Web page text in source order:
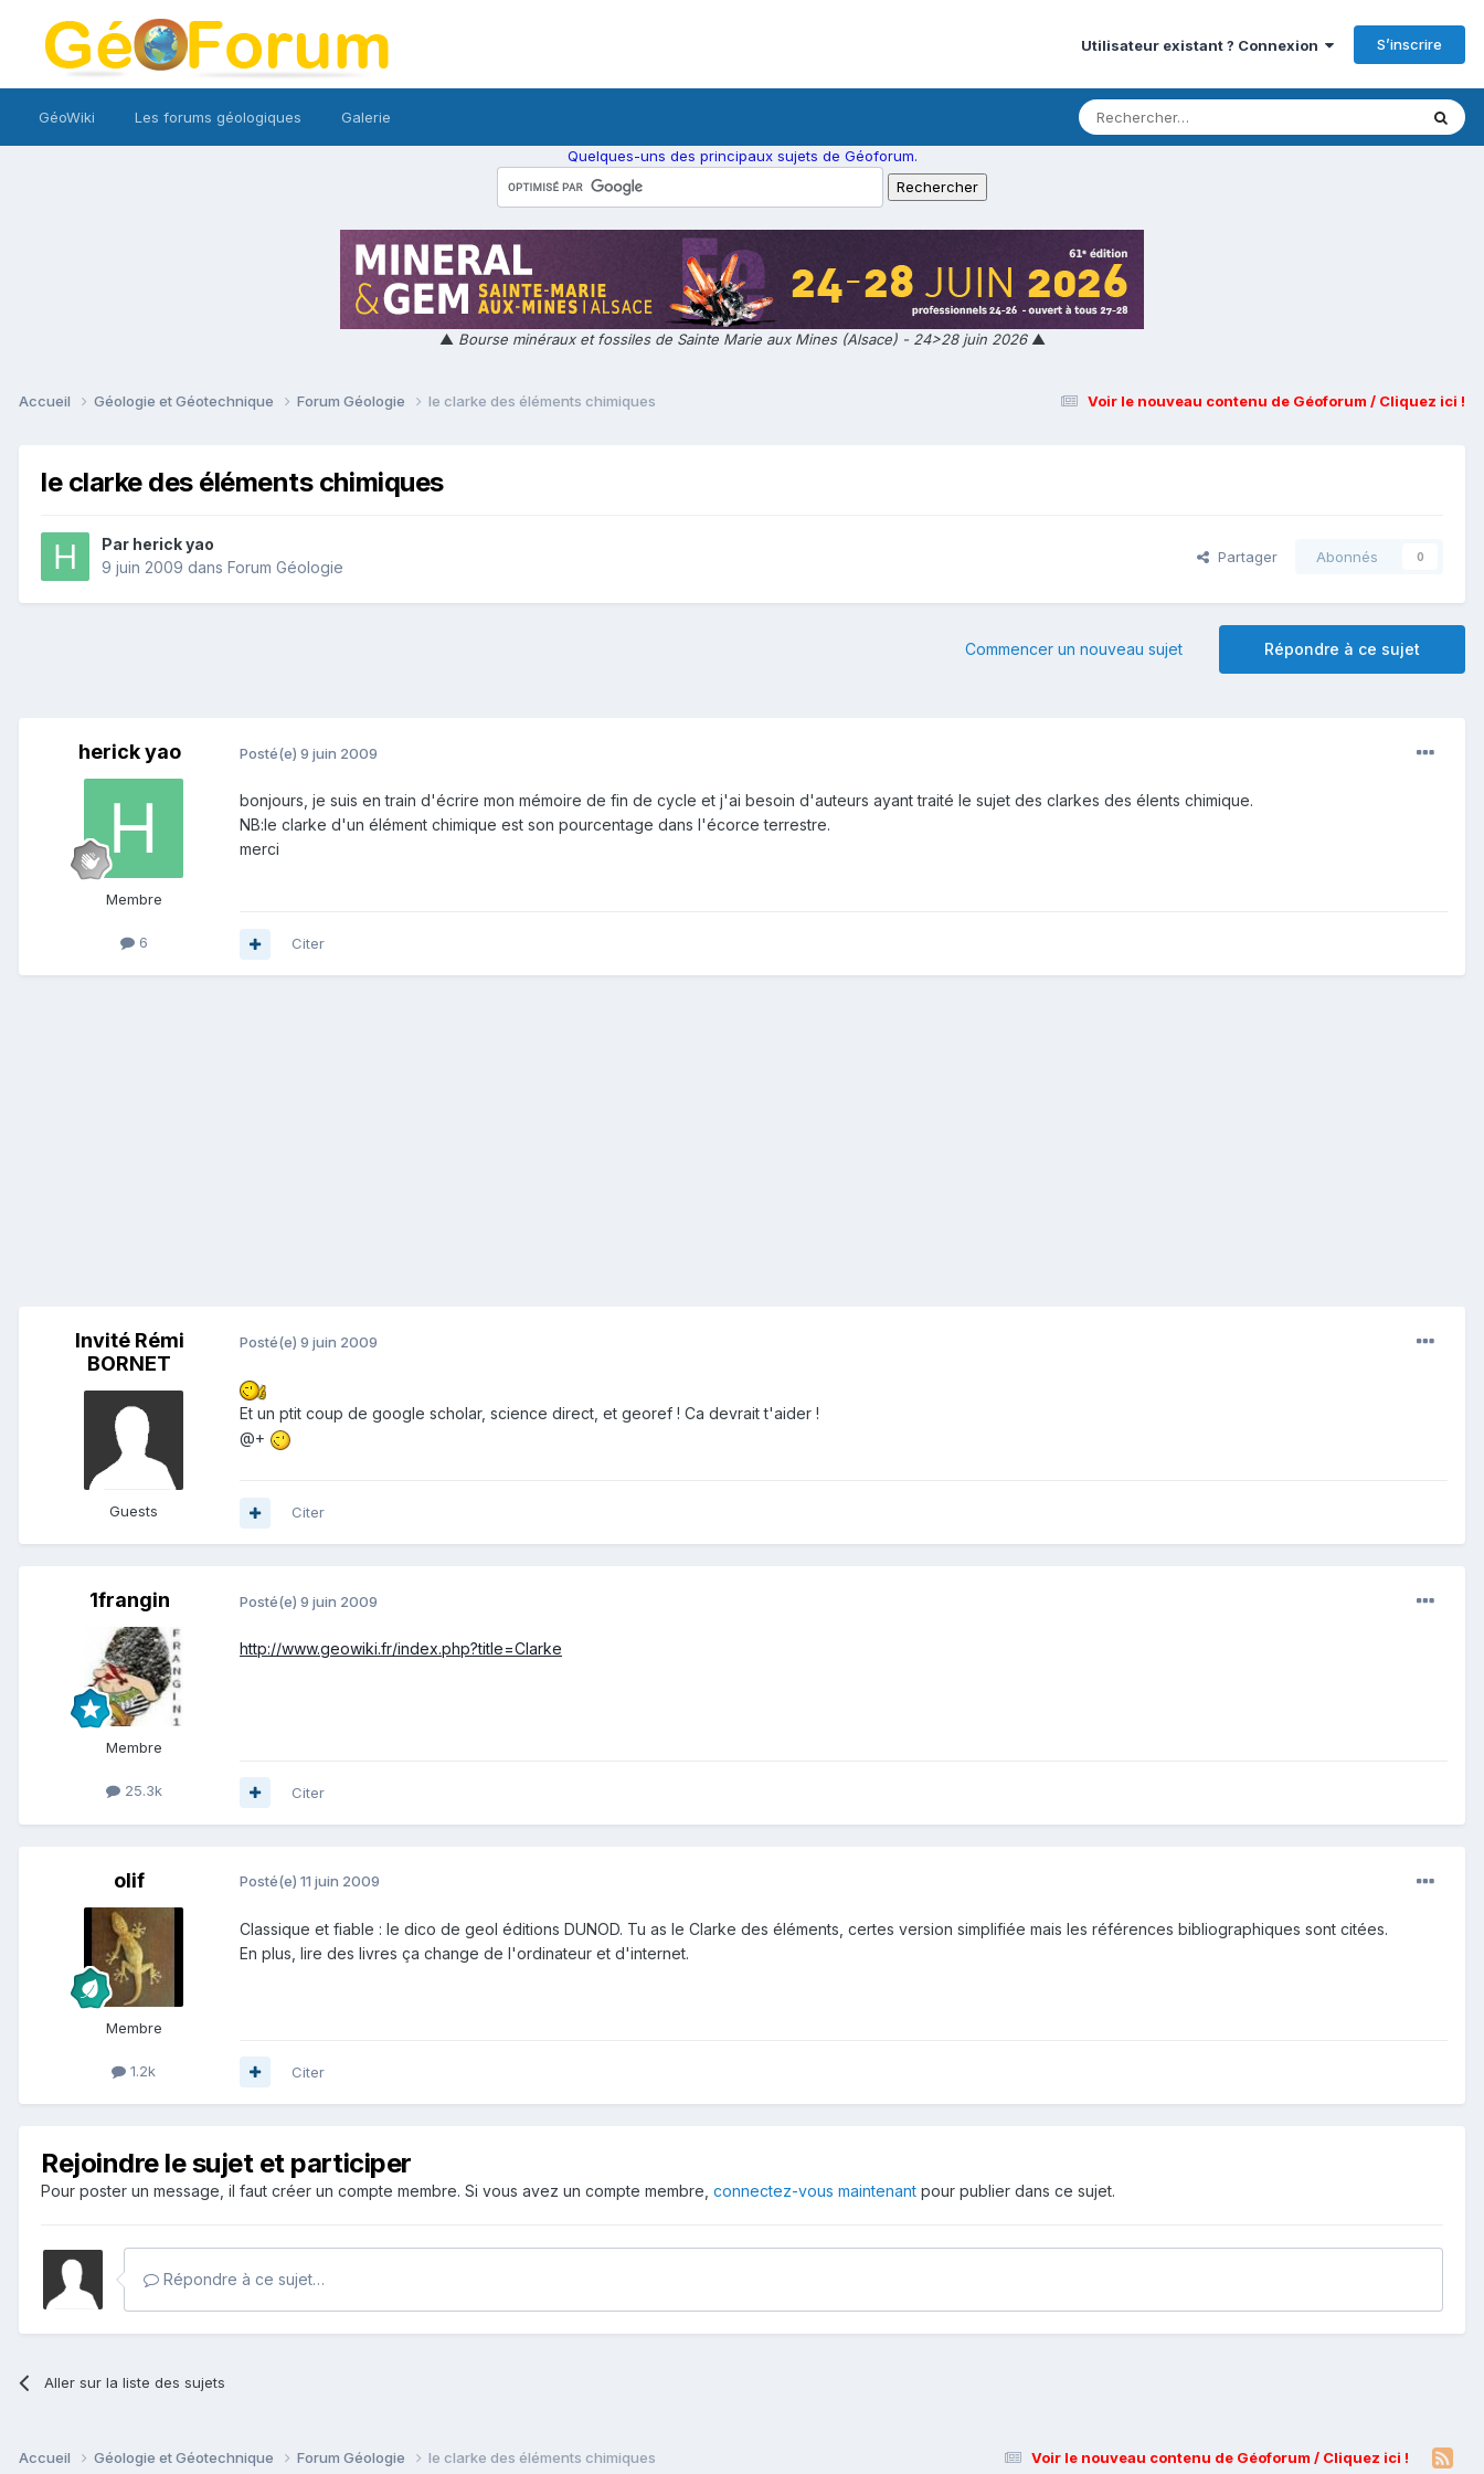
Utilisateur existant ? Connexion S’inscrire
GéoWiki Les forums géologiques Galerie
Quelques-uns des principaux sujets de Géoforum.
▲ Bourse minéraux et fossiles de Sainte Marie aux Mines (Alsace) - 24>28 juin 2026▲
Voir le nouveau contenu de Géoforum / Cliquez ici !
Accueil Géologie et Géotechnique Forum Géologie le clarke des éléments chimiques
le clarke des éléments chimiques
Par herick yao
9 juin 2009 dans Forum Géologie
Partager Abonnés 0
Répondre à ce sujet
Commencer un nouveau sujet
herick yao
Membre
6
Posté(e) 9 juin 2009
bonjours, je suis en train d'écrire mon mémoire de fin de cycle et j'ai besoin d'auteurs ayant traité le sujet des clarkes des élents chimique.
NB:le clarke d'un élément chimique est son pourcentage dans l'écorce terrestre.
merci
Citer
Invité Rémi
BORNET
Guests
Posté(e) 9 juin 2009
Et un ptit coup de google scholar, science direct, et georef ! Ca devrait t'aider !
@+
Citer
1frangin
Membre
25.3k
Posté(e) 9 juin 2009
http://www.geowiki.fr/index.php?title=Clarke
Citer
olif
Membre
1.2k
Posté(e) 11 juin 2009
Classique et fiable : le dico de geol éditions DUNOD. Tu as le Clarke des éléments, certes version simplifiée mais les références bibliographiques sont citées.
En plus, lire des livres ça change de l'ordinateur et d'internet.
Citer
Rejoindre le sujet et participer
Pour poster un message, il faut créer un compte membre. Si vous avez un compte membre, connectez-vous maintenant pour publier dans ce sujet.
Répondre à ce sujet…
Aller sur la liste des sujets
Voir le nouveau contenu de Géoforum / Cliquez ici !
Accueil Géologie et Géotechnique Forum Géologie le clarke des éléments chimiques